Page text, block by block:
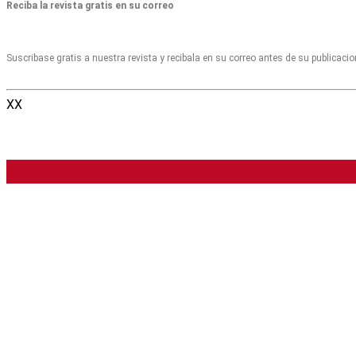
Reciba la revista gratis en su correo
Suscribase gratis a nuestra revista y recibala en su correo antes de su
XX